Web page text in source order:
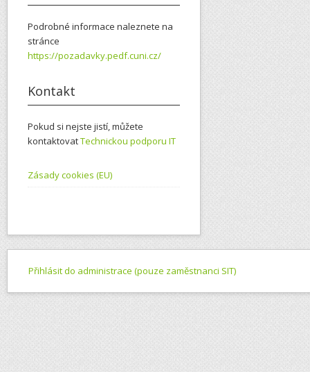
Podrobné informace naleznete na
stránce
https://pozadavky.pedf.cuni.cz/
Kontakt
Pokud si nejste jistí, můžete
kontaktovatTechnickou podporu IT
Zásady cookies (EU)
Přihlásit do administrace (pouze zaměstnanci SIT)